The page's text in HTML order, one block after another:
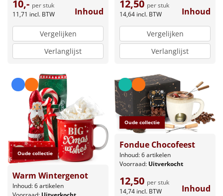
10,- per stuk
11,71 incl. BTW Inhoud
Vergelijken
Verlanglijst
12,50 per stuk
14,64 incl. BTW Inhoud
Vergelijken
Verlanglijst
Oude collectie
Warm Wintergenot
Inhoud: 6 artikelen
Oude collectie
Fondue Chocofeest
Inhoud: 6 artikelen
Voorraad: Uitverkocht
12,50 per stuk
14,74 incl. BTW Inhoud